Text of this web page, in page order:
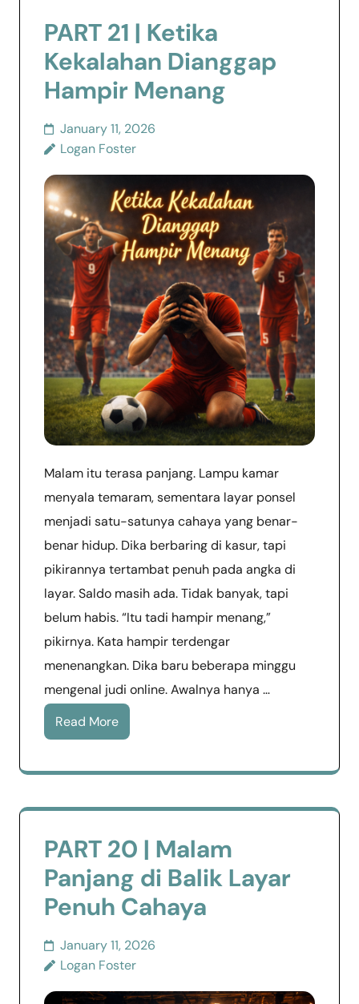
PART 21 | Ketika
Kekalahan Dianggap
Hampir Menang
January 11, 2026
Logan Foster
Malam itu terasa panjang. Lampu kamar
menyala temaram, sementara layar ponsel
menjadi satu-satunya cahaya yang benar-
benar hidup. Dika berbaring di kasur, tapi
pikirannya tertambat penuh pada angka di
layar. Saldo masih ada. Tidak banyak, tapi
belum habis. “Itu tadi hampir menang,”
pikirnya. Kata hampir terdengar
menenangkan. Dika baru beberapa minggu
mengenal judi online. Awalnya hanya …
Read More
PART 20 | Malam
Panjang di Balik Layar
Penuh Cahaya
January 11, 2026
Logan Foster